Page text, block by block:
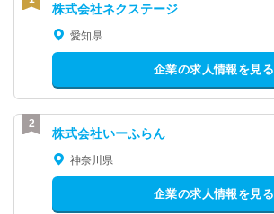
株式会社ネクステージ
愛知県
企業の求人情報を見る
株式会社いーふらん
神奈川県
企業の求人情報を見る